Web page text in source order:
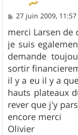
M
s
s
a
g
e
27 juin 2009, 11:57
merci Larsen de
je suis
demande
sortir
il y a eu il y a
hauts plateaux
rever que j'y
encore merci
Olivier